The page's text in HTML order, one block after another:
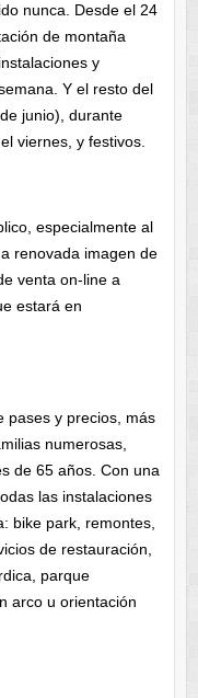
nunca. Desde el 24
de montaña
y
Y el resto del
junio), durante
viernes, y festivos.
especialmente al
renovada imagen de
venta on-line a
estará en
pases y precios, más
numerosas,
de 65 años. Con una
las instalaciones
bike park, remontes,
de restauración,
parque
arco u orientación